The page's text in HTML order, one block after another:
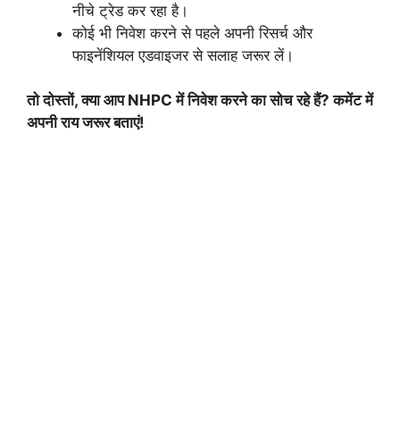
नीचे ट्रेड कर रहा है।
कोई भी निवेश करने से पहले अपनी रिसर्च और
फाइनेंशियल एडवाइजर से सलाह जरूर लें।
तो दोस्तों, क्या आप NHPC में निवेश करने का सोच रहे हैं? कमेंट में
अपनी राय जरूर बताएं!